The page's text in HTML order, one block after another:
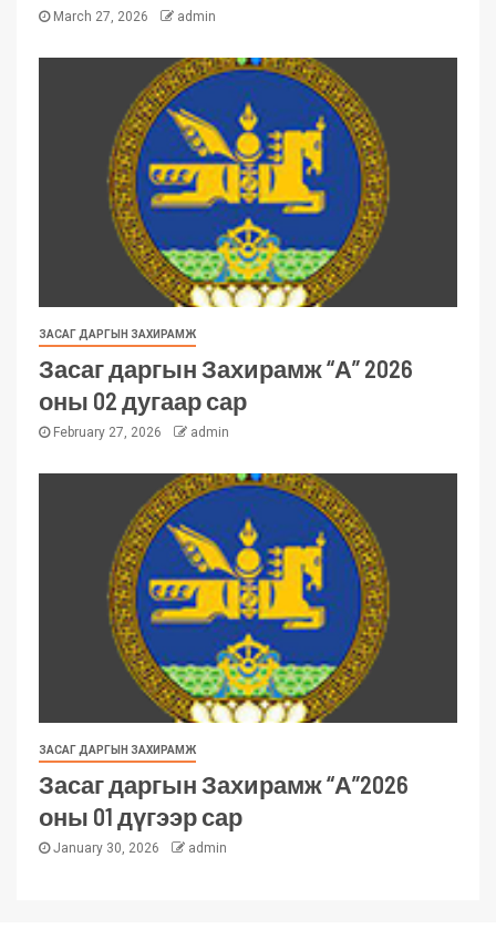
March 27, 2026 admin
ЗАСАГ ДАРГЫН ЗАХИРАМЖ
Засаг даргын Захирамж “А” 2026
оны 02 дугаар сар
February 27, 2026 admin
ЗАСАГ ДАРГЫН ЗАХИРАМЖ
Засаг даргын Захирамж “А”2026
оны 01 дүгээр сар
January 30, 2026 admin